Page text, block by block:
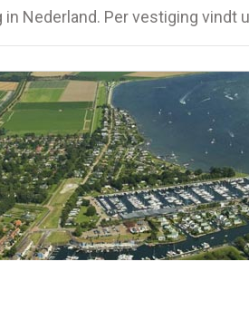
Nederland. Per vestiging